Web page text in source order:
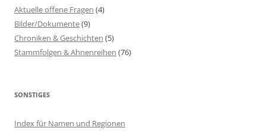
Aktuelle offene Fragen (4)
Bilder/Dokumente(9)
Chroniken & Geschichten (5)
Stammfolgen & Ahnenreihen (76)
SONSTIGES
Index für Namen und Regionen